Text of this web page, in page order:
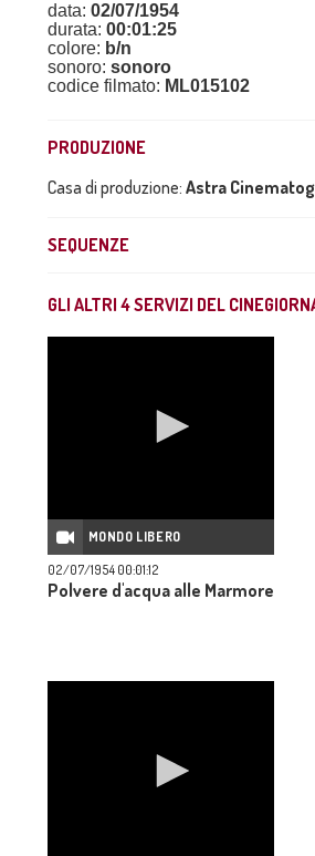
data: 02/07/1954
durata: 00:01:25
colore: b/n
sonoro: sonoro
codice filmato: ML015102
PRODUZIONE
Casa di produzione: Astra
SEQUENZE
GLI ALTRI 4SERVIZI DEL
MONDO LIBERO
02/07/1954 00:01:12
Polvere d'acqua alle Marmore